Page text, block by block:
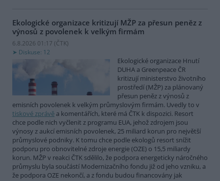
Ekologické organizace kritizují MŽP za přesun peněz z
výnosů z povolenek k velkým firmám
6.8.2026 01:17 (ČTK)
Diskuse: 12
Ekologické organizace Hnutí
DUHA a Greenpeace ČR
kritizují ministerstvo životního
prostředí (MŽP) za plánovaný
přesun peněz z výnosů z
emisních povolenek k velkým průmyslovým firmám. Uvedly to v
tiskové zprávě a komentářích, které má ČTK k dispozici. Resort
chce podle nich vyčlenit z programu EUA, jehož zdrojem jsou
výnosy z aukcí emisních povolenek, 25 miliard korun pro největší
průmyslové podniky. K tomu chce podle ekologů resort snížit
podporu pro obnovitelné zdroje energie (OZE) o 15,5 miliardy
korun. MŽP v reakci ČTK sdělilo, že podpora energeticky náročného
průmyslu byla součástí Modernizačního fondu již od jeho vzniku, a
že podpora OZE nekončí, a z fondu budou financovány jak